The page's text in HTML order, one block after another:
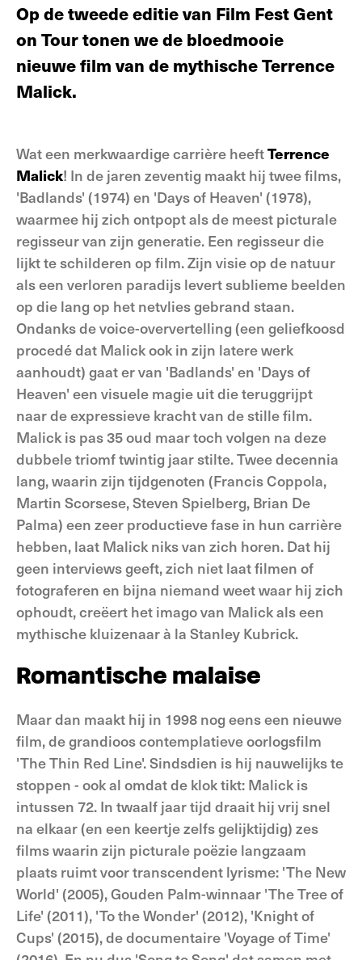
Op de tweede editie van Film Fest Gent
on Tour tonen we de bloedmooie
nieuwe film van de mythische Terrence
Malick.
Wat een merkwaardige carrière heeftTerrence
Malick! In de jaren zeventig maakt hij twee films,
'Badlands' (1974) en 'Days of Heaven' (1978),
waarmee hij zich ontpopt als de meest picturale
regisseur van zijn generatie. Een regisseur die
lijkt te schilderen op film. Zijn visie op de natuur
als een verloren paradijs levert sublieme beelden
op die lang op het netvlies gebrand staan.
Ondanks de voice-oververtelling (een geliefkoosd
procedé dat Malick ook in zijn latere werk
aanhoudt) gaat er van 'Badlands' en 'Days of
Heaven' een visuele magie uit die teruggrijpt
naar de expressieve kracht van de stille film.
Malick is pas 35 oud maar toch volgen na deze
dubbele triomf twintig jaar stilte. Twee decennia
lang, waarin zijn tijdgenoten (Francis Coppola,
Martin Scorsese, Steven Spielberg, Brian De
Palma) een zeer productieve fase in hun carrière
hebben, laat Malick niks van zich horen. Dat hij
geen interviews geeft, zich niet laat filmen of
fotograferen en bijna niemand weet waar hij zich
ophoudt, creëert het imago van Malick als een
mythische kluizenaar à la Stanley Kubrick.
Romantische malaise
Maar dan maakt hij in 1998 nog eens een nieuwe
film, de grandioos contemplatieve oorlogsfilm
'The Thin Red Line'. Sindsdien is hij nauwelijks te
stoppen - ook al omdat de klok tikt: Malick is
intussen 72. In twaalf jaar tijd draait hij vrij snel
na elkaar (en een keertje zelfs gelijktijdig) zes
films waarin zijn picturale poëzie langzaam
plaats ruimt voor transcendent lyrisme: 'The New
World' (2005), Gouden Palm-winnaar 'The Tree of
Life' (2011), 'To the Wonder' (2012), 'Knight of
Cups' (2015), de documentaire 'Voyage of Time'